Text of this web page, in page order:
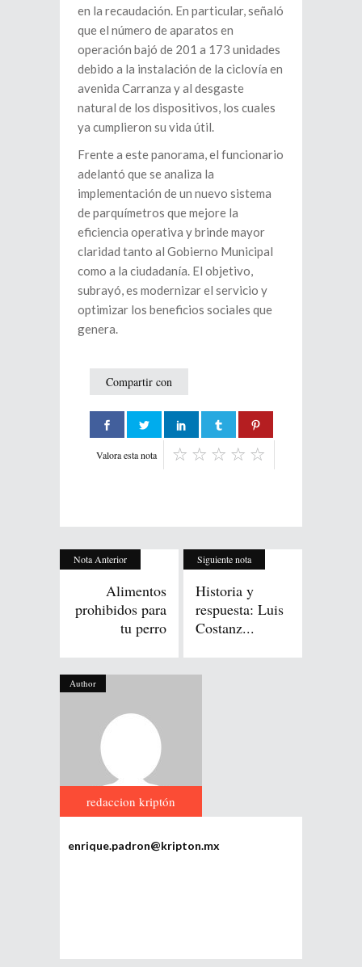
en la recaudación. En particular, señaló
que el número de aparatos en
operación bajó de 201 a 173 unidades
debido a la instalación de la ciclovía en
avenida Carranza y al desgaste
natural de los dispositivos, los cuales
ya cumplieron su vida útil.
Frente a este panorama, el funcionario
adelantó que se analiza la
implementación de un nuevo sistema
de parquímetros que mejore la
eficiencia operativa y brinde mayor
claridad tanto al Gobierno Municipal
como a la ciudadanía. El objetivo,
subrayó, es modernizar el servicio y
optimizar los beneficios sociales que
genera.
Compartir con
Valora esta nota
Nota Anterior
Alimentos
prohibidos para
tu perro
Siguiente nota
Historia y
respuesta: Luis
Costanz...
Author
redaccion kriptón
enrique.padron@kripton.mx